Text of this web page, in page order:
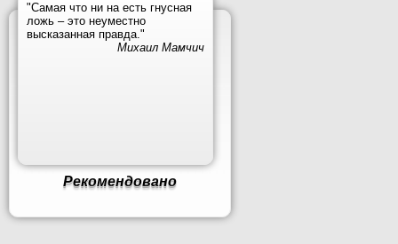
"Самая что ни на есть гнусная
ложь – это неуместно
высказанная правда."
Михаил Мамчич
Рекомендовано